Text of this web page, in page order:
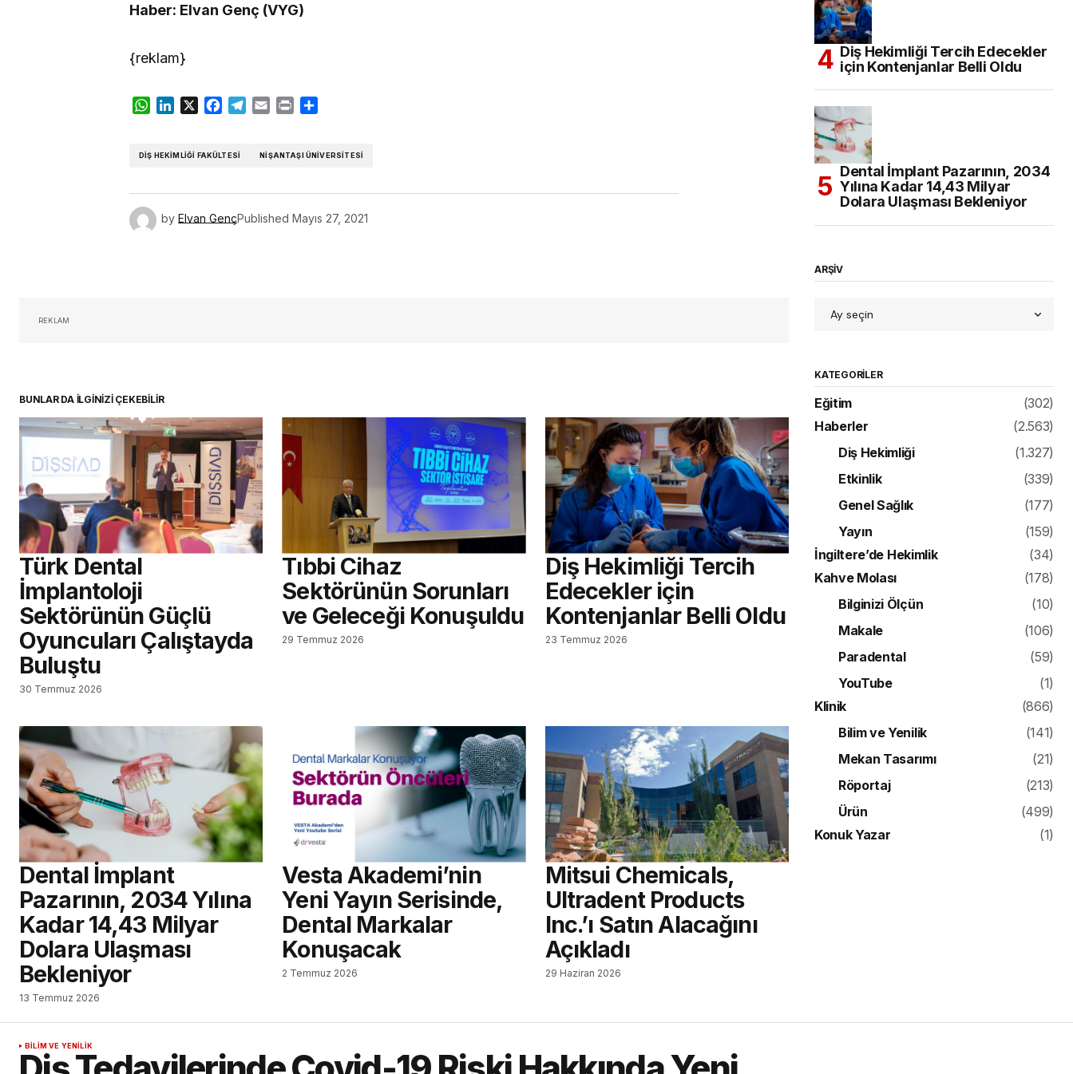
Haber: Elvan Genç (VYG)
{reklam}
WhatsApp
LinkedIn
X Facebook
Telegram
Email Print
DIŞ HEKIMLIĞI FAKÜLTESI NIŞANTAŞI ÜNIVERSITESI
by Elvan GençPublished Mayıs 27, 2021
REKLAM
BUNLAR DA İLGİNİZİ ÇEKEBİLİR
Türk Dental
İmplantoloji
Sektörünün Güçlü
Oyuncuları Çalıştayda
Buluştu
30 Temmuz 2026
Tıbbi Cihaz
Sektörünün Sorunları
ve Geleceği Konuşuldu
29 Temmuz 2026
Diş Hekimliği Tercih
Edecekler için
Kontenjanlar Belli Oldu
23 Temmuz 2026
Dental İmplant
Pazarının, 2034 Yılına
Kadar 14,43 Milyar
Dolara Ulaşması
Bekleniyor
13 Temmuz 2026
Vesta Akademi’nin
Yeni Yayın Serisinde,
Dental Markalar
Konuşacak
2 Temmuz 2026
Mitsui Chemicals,
Ultradent Products
Inc.’ı Satın Alacağını
Açıkladı
29 Haziran 2026
Diş Hekimliği Tercih Edecekler
için Kontenjanlar Belli Oldu
Dental İmplant Pazarının, 2034
Yılına Kadar 14,43 Milyar
Dolara Ulaşması Bekleniyor
ARŞİV
KATEGORILER
Eğitim
(302)
Haberler
(2.563)
Diş Hekimliği
(1.327)
Etkinlik
(339)
Genel Sağlık
(177)
Yayın
(159)
İngiltere’de Hekimlik
(34)
Kahve Molası
(178)
Bilginizi Ölçün
(10)
Makale
(106)
Paradental
(59)
YouTube
(1)
Klinik
(866)
Bilim ve Yenilik
(141)
Mekan Tasarımı
(21)
Röportaj
(213)
Ürün
(499)
Konuk Yazar
(1)
BILIM VE YENILIK